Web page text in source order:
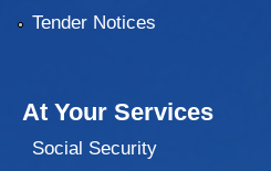
Tender Notices
At Your Services
Social Security